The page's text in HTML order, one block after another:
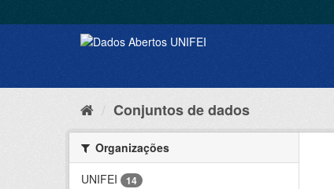
Conjuntos de dados
Organizações
UNIFEI
14